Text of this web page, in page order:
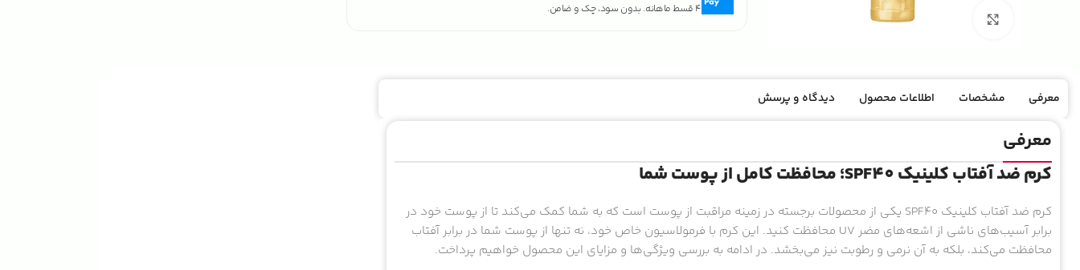
بزرگنمایی تصویر
4 قسط ماهانه. بدون سود، چک و ضامن.
معرفی مشخصات اطلاعات محصول دیدگاه و پرسش
معرفی
کرم ضد آفتاب کلینیک SPF40؛ محافظت کامل از پوست شما
کرم ضد آفتاب کلینیک SPF40 یکی از محصولات برجسته در زمینه مراقبت از پوست است که به شما کمک می‌کند تا از پوست خود در
برابر آسیب‌های ناشی از اشعه‌های مضر UV محافظت کنید. این کرم با فرمولاسیون خاص خود، نه تنها از پوست شما در برابر آفتاب
محافظت می‌کند، بلکه به آن نرمی و رطوبت نیز می‌بخشد. در ادامه به بررسی ویژگی‌ها و مزایای این محصول خواهیم پرداخت.